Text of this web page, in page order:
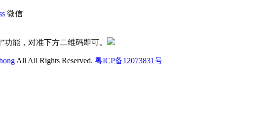
微信
能，对准下方二维码即可。
All All Rights Reserved. 粤ICP备12073831号